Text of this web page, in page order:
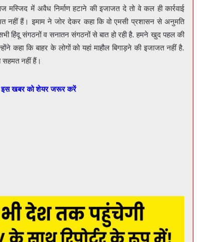
में अवैध निर्माण हटाने की इजाजत दे तो वे कल ही कार्रवाई
नहीं हैं। इमाम ने जोर देकर कहा कि वो एमसी प्रशासन से अनुमति
हिंदू संगठनों व सनातन संगठनों से बात हो रही है. हमने खुद पहल की
कहा कि बाहर के लोगों को यहां माहौल बिगाड़ने की इजाजत नहीं है.
सहमत नहीं हैं।
इस खबर को शेयर जरूर करें